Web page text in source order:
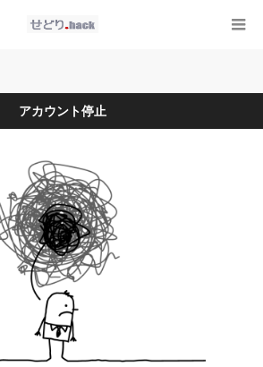
アカウント停止